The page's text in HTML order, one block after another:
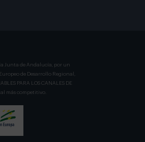
Junta de Andalucía, por un
de Desarrollo Regional,
PARA LOS CANALES DE
más competitivo.